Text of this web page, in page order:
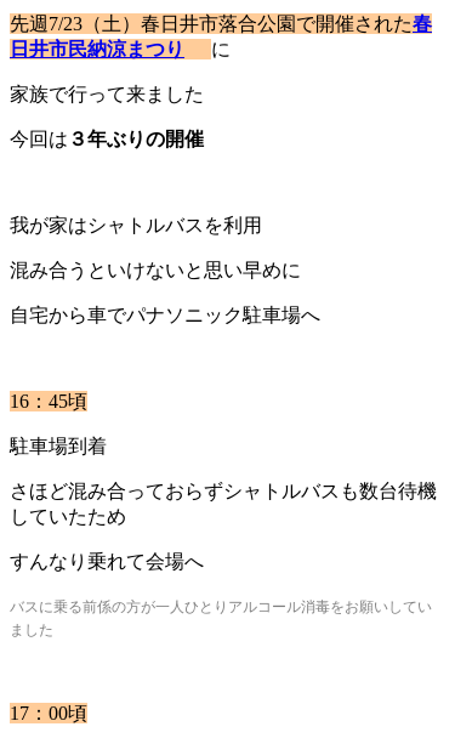
先週 7/23（土）春日井市落合公園で開催された春
日井市民納涼まつり
に
家族で行って来ました
今回は ３年ぶりの開催
我が家はシャトルバスを利用
混み合うといけないと思い早めに
自宅から車でパナソニック駐車場へ
16：45頃
駐車場到着
さほど混み合っておらずシャトルバスも数台待機
していたため
すんなり乗れて会場へ
バスに乗る前係の方が一人ひとりアルコール消毒をお願いしてい
ました
17：00頃